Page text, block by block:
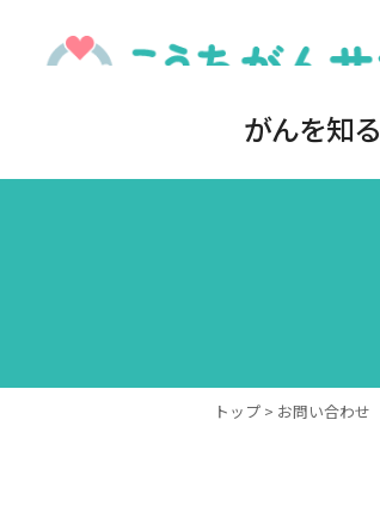
がんを知る
トップ> お問い合わせ